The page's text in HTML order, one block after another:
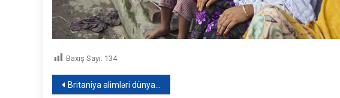
Baxış Sayı: 134
Yazı
Britaniya alimləri dünyanın ən darıxdırıcı insanını müəyyən ediblər